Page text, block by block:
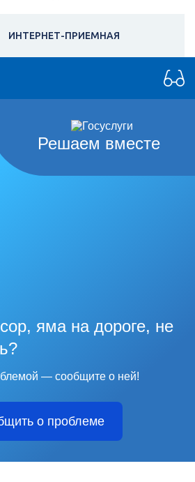
ИНТЕРНЕТ-ПРИЕМНАЯ
Решаем вместе
яма на дороге, не
— сообщите о ней!
о проблеме